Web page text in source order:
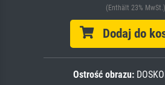
(Enthält 23% MwSt.)
Dodaj do
Ostrość obrazu: